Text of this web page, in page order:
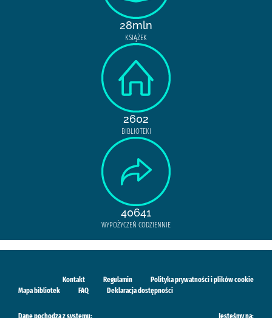
28mln
KSIĄŻEK
2602
BIBLIOTEKI
40641
WYPOŻYCZEŃ CODZIENNIE
Kontakt Regulamin
Polityka prywatności i plików cookie
Mapa bibliotek
FAQ Deklaracja dostępności
Dane pochodzą z systemu: Jesteśmy na: